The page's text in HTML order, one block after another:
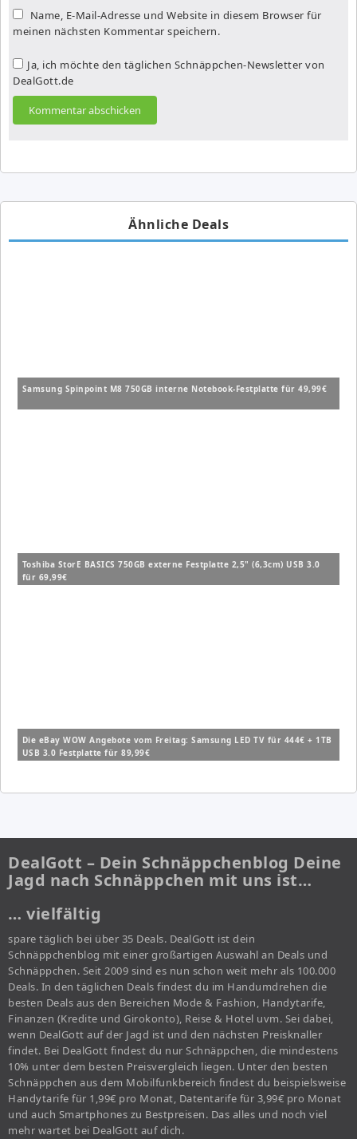
Name, E-Mail-Adresse und Website in diesem Browser für
meinen nächsten Kommentar speichern.
Ja, ich möchte den täglichen Schnäppchen-Newsletter von
DealGott.de
Ähnliche Deals
Samsung Spinpoint M8 750GB interne Notebook-Festplatte für 49,99€
Toshiba StorE BASICS 750GB externe Festplatte 2,5" (6,3cm) USB 3.0
für 69,99€
Die eBay WOW Angebote vom Freitag: Samsung LED TV für 444€ + 1TB
USB 3.0 Festplatte für 89,99€
DealGott – Dein Schnäppchenblog Deine
Jagd nach Schnäppchen mit uns ist…
… vielfältig
spare täglich bei über 35 Deals. DealGott ist dein
Schnäppchenblog mit einer großartigen Auswahl an Deals und
Schnäppchen. Seit 2009 sind es nun schon weit mehr als 100.000
Deals. In den täglichen Deals findest du im Handumdrehen die
besten Deals aus den Bereichen Mode & Fashion, Handytarife,
Finanzen (Kredite und Girokonto), Reise & Hotel uvm. Sei dabei,
wenn DealGott auf der Jagd ist und den nächsten Preisknaller
findet. Bei DealGott findest du nur Schnäppchen, die mindestens
10% unter dem besten Preisvergleich liegen. Unter den besten
Schnäppchen aus dem Mobilfunkbereich findest du beispielsweise
Handytarife für 1,99€ pro Monat, Datentarife für 3,99€ pro Monat
und auch Smartphones zu Bestpreisen. Das alles und noch viel
mehr wartet bei DealGott auf dich.